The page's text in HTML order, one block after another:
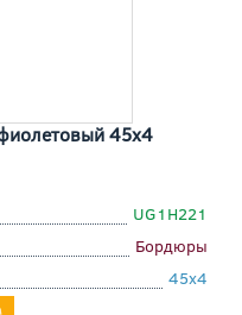
45x4
UG1H221
Бордюры
45x4